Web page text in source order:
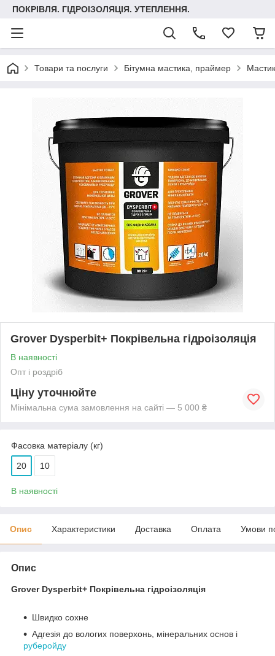
ПОКРІВЛЯ. ГІДРОІЗОЛЯЦІЯ. УТЕПЛЕННЯ.
Товари та послуги Бітумна мастика, праймер
Grover Dysperbit+ Покрівельна гідроізоляція
В наявності
Опт і роздріб
Ціну уточнюйте
Мінімальна сума замовлення на сайті — 5 000 ₴
Фасовка матеріалу (кг)
20 10
В наявності
Опис Характеристики Доставка Оплата Умови
Опис
Grover Dysperbit+ Покрівельна гідроізоляція
Швидко сохне
Адгезія до вологих поверхонь, мінеральних основ і
руберойду